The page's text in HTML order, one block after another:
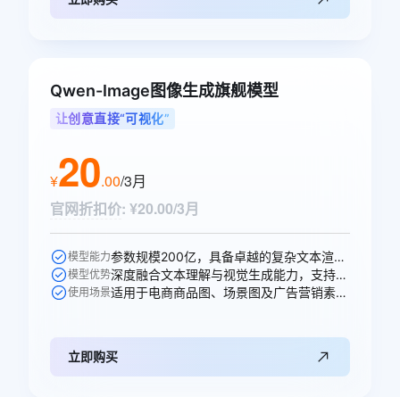
Qwen-Image图像生成旗舰模型
让创意直接“可视化”
¥20.00/3月
官网折扣价: ¥20.00/3月
模型能力 参数规模200亿，具备卓越的复杂文本渲染能力。
模型优势 深度融合文本理解与视觉生成能力，支持高精度图文生成与多轮编辑。
使用场景 适用于电商商品图、场景图及广告营销素材的智能生成。
立即购买